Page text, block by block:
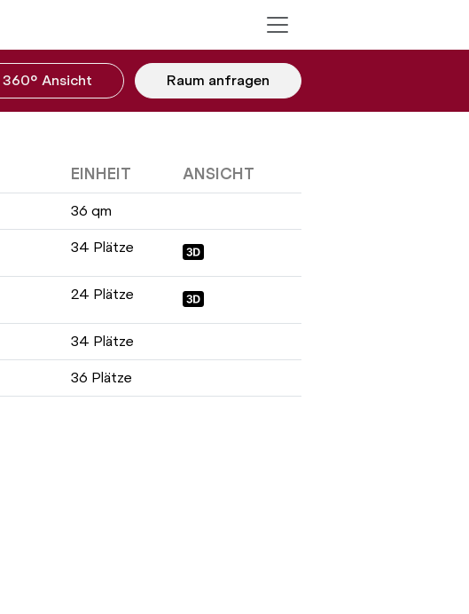
360° Ansicht Raum anfragen
EINHEIT ANSICHT
36 qm
34 Plätze
24 Plätze
34 Plätze
36 Plätze